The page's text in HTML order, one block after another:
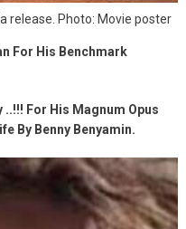
release. Photo: Movie poster
For His Benchmark
For His Magnum Opus
By Benny Benyamin.